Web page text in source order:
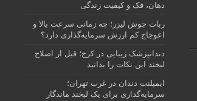
دهان، فک و کیفیت زندگی
ربات جوش لیزر؛ چه زمانی سرعت بالا و
اعوجاج کم ارزش سرمایه‌گذاری دارد؟
دندانپزشک زیبایی در کرج؛ قبل از اصلاح
لبخند این نکات را بدانید
ایمپلنت دندان در غرب تهران؛
سرمایه‌گذاری برای یک لبخند ماندگار